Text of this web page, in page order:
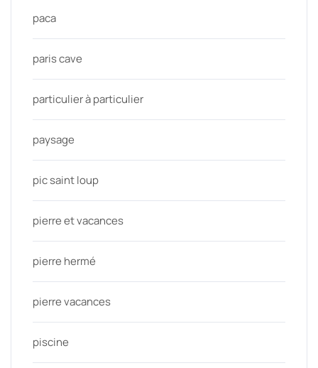
paca
paris cave
particulier à particulier
paysage
pic saint loup
pierre et vacances
pierre hermé
pierre vacances
piscine